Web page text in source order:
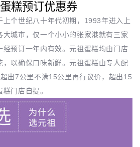
糕预订优惠券
上个世纪八十年代初期，1993年进入上
大城市，仅一个小小的张家港就有三家
经预订一年内有效。元祖蛋糕均由门店
，以确保口味新鲜。元祖蛋糕由专人配
出7公里不满15公里再行议价，超出15
门店自提。